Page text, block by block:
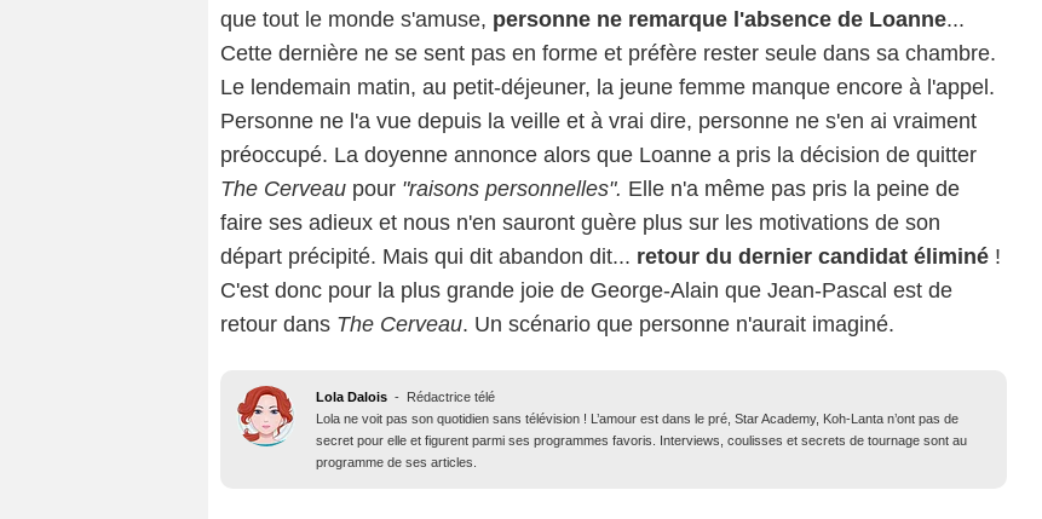
que tout le monde s'amuse, personne ne remarque l'absence de Loanne...
Cette dernière ne se sent pas en forme et préfère rester seule dans sa chambre.
Le lendemain matin, au petit-déjeuner, la jeune femme manque encore à l'appel.
Personne ne l'a vue depuis la veille et à vrai dire, personne ne s'en ai vraiment
préoccupé. La doyenne annonce alors que Loanne a pris la décision de quitter
The Cerveau pour "raisons personnelles". Elle n'a même pas pris la peine de
faire ses adieux et nous n'en sauront guère plus sur les motivations de son
départ précipité. Mais qui dit abandon dit... retour du dernier candidat éliminé !
C'est donc pour la plus grande joie de George-Alain que Jean-Pascal est de
retour dans The Cerveau. Un scénario que personne n'aurait imaginé.
Lola Dalois -
Rédactrice télé
Lola ne voit pas son quotidien sans télévision ! L’amour est dans le pré, Star Academy, Koh-Lanta n’ont pas de
secret pour elle et figurent parmi ses programmes favoris. Interviews, coulisses et secrets de tournage sont au
programme de ses articles.